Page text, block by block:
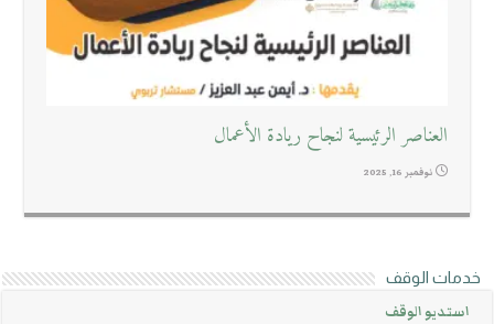
العناصر الرئيسية لنجاح ريادة الأعمال
نوفمبر 16, 2025
خدمات الوقف
استديو الوقف